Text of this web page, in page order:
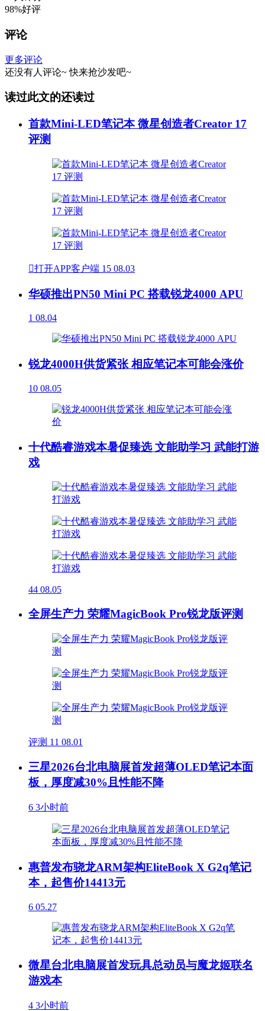
98%好评
评论
更多评论
还没有人评论~ 快来抢沙发吧~
读过此文的还读过
首款Mini-LED笔记本 微星创造者Creator 17
评测
打开APP客户端 15 08.03
华硕推出PN50 Mini PC 搭载锐龙4000 APU
1 08.04
锐龙4000H供货紧张 相应笔记本可能会涨价
10 08.05
十代酷睿游戏本暑促臻选 文能助学习 武能打游
戏
44 08.05
全屏生产力 荣耀MagicBook Pro锐龙版评测
评测 11 08.01
三星2026台北电脑展首发超薄OLED笔记本面
板，厚度减30%且性能不降
6 3小时前
惠普发布骁龙ARM架构EliteBook X G2q笔记
本，起售价14413元
6 05.27
微星台北电脑展首发玩具总动员与魔龙姬联名
游戏本
4 3小时前